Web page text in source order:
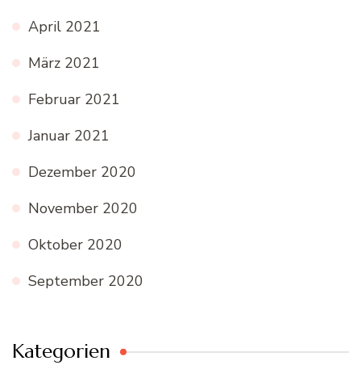
April 2021
März 2021
Februar 2021
Januar 2021
Dezember 2020
November 2020
Oktober 2020
September 2020
Kategorien